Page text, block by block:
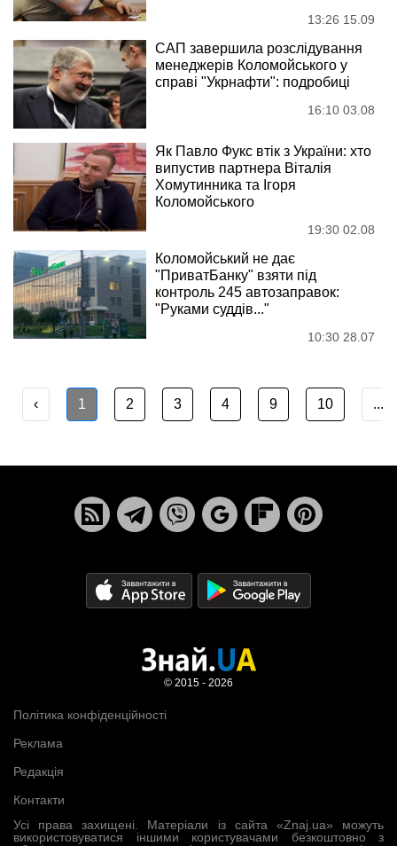
13:26 15.09
САП завершила розслідування
менеджерів Коломойського у
справі "Укрнафти": подробиці
16:10 03.08
Як Павло Фукс втік з України: хто
випустив партнера Віталія
Хомутинника та Ігоря
Коломойського
19:30 02.08
Коломойський не дає
"ПриватБанку" взяти під
контроль 245 автозаправок:
"Руками суддів..."
10:30 28.07
‹ 1 2 3 4 9 10 ...
Усі права захищені. Матеріали із сайта «Znaj.ua» можуть
використовуватися іншими користувачами безкоштовно з
Політика конфіденційності
Реклама
Редакція
Контакти
© 2015 - 2026